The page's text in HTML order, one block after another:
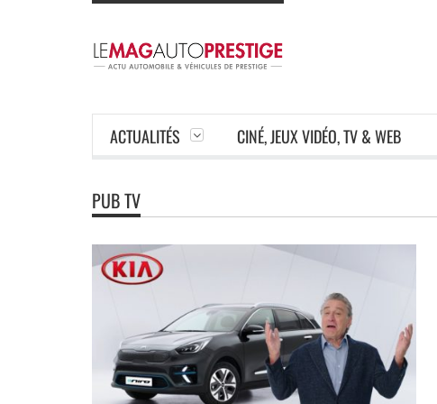
ACTUALITÉS CINÉ, JEUX VIDÉO, TV & WEB
PUB TV